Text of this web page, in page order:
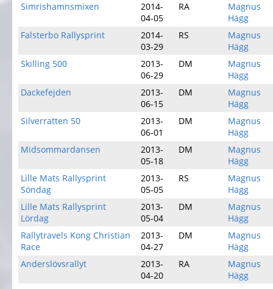
Simrishamnsmixen
2014-
04-05
RA
Magnus
Hägg
Falsterbo Rallysprint
2014-
03-29
RS
Magnus
Hägg
Skilling 500
2013-
06-29
DM
Magnus
Hägg
Dackefejden
2013-
06-15
DM
Magnus
Hägg
Silverratten 50
2013-
06-01
DM
Magnus
Hägg
Midsommardansen
2013-
05-18
DM
Magnus
Hägg
Lille Mats Rallysprint
Söndag
2013-
05-05
RS
Magnus
Hägg
Lille Mats Rallysprint
Lördag
2013-
05-04
DM
Magnus
Hägg
Rallytravels Kong Christian
Race
2013-
04-27
DM
Magnus
Hägg
Anderslövsrallyt
2013-
04-20
RA
Magnus
Hägg